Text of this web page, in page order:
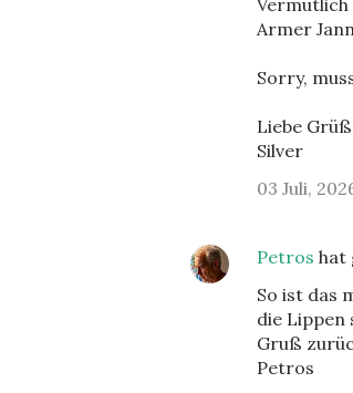
Vermutlich
Armer
Sorry,
Liebe
Silver
03 Juli,
Petros hat
So ist das
die Lippen
Gruß
Petros